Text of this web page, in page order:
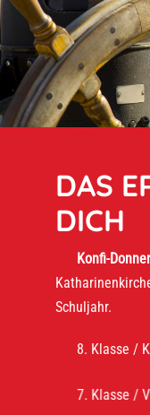
DAS
DICH
Konfi-
Schuljahr.
8. Klasse /
7. Klasse /